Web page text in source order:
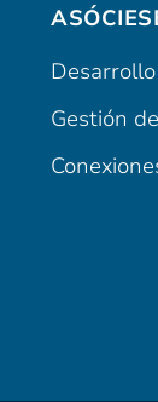
Gestión